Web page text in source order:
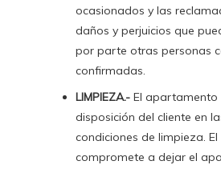
ocasionados y las
daños y perjuicios que
por parte otras personas
confirmadas.
LIMPIEZA.- El apartamento
disposición del cliente en
condiciones de limpieza. El
compromete a dejar el